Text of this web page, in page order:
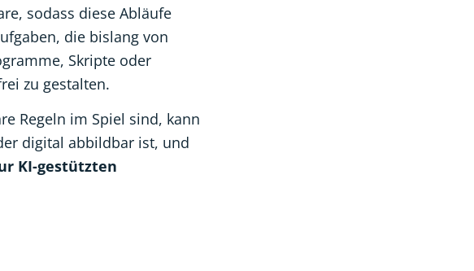
sodass diese Abläufe
die bislang von
Skripte oder
zu gestalten.
Regeln im Spiel sind, kann
digital abbildbar ist, und
KI-gestützten